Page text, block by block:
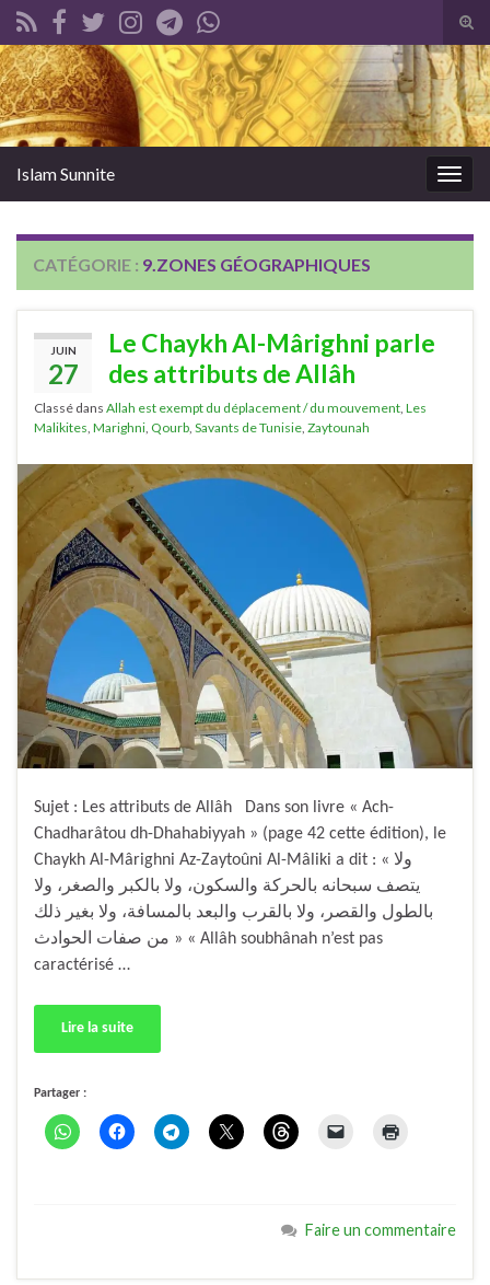
Search for:
Islam Sunnite
CATÉGORIE : 9.ZONES GÉOGRAPHIQUES
JUIN
27
Le Chaykh Al-Mârighni parle
des attributs de Allâh
Classé dans Allah est exempt du déplacement / du mouvement Les
Malikites Marighni Qourb Savants de Tunisie Zaytounah
Sujet : Les attributs de Allâh Dans son livre « Ach-
Chadharâtou dh-Dhahabiyyah » (page 42 cette édition), le
Chaykh Al-Mârighni Az-Zaytoûni Al-Mâliki a dit : « ولا
يتصف سبحانه بالحركة والسكون، ولا بالكبر والصغر، ولا
بالطول والقصر، ولا بالقرب والبعد بالمسافة، ولا بغير ذلك
من صفات الحوادث » « Allâh soubhânah n’est pas
caractérisé …
Lire la suite
Partager :
Faire un commentaire